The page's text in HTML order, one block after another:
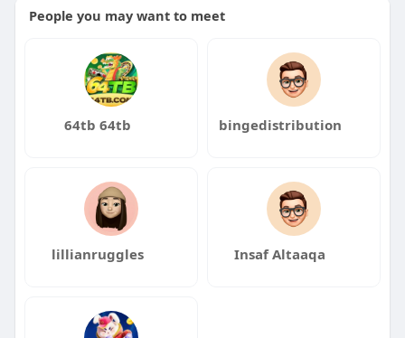
People you may want to meet
64tb 64tb bingedistribution
lillianruggles Insaf Altaaqa